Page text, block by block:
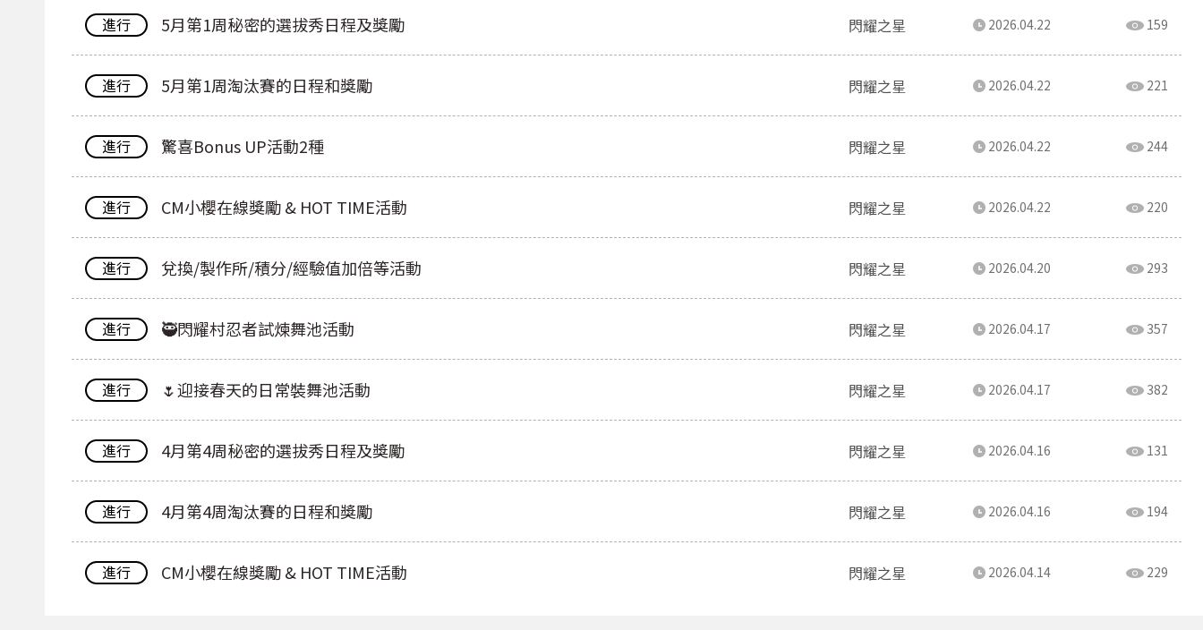
進行 5月第1周秘密的選拔秀日程及獎勵 閃耀之星 2026.04.22 159
進行 5月第1周淘汰賽的日程和獎勵 閃耀之星 2026.04.22 221
進行 驚喜Bonus UP活動2種 閃耀之星 2026.04.22 244
進行 CM小櫻在線獎勵 & HOT TIME活動 閃耀之星 2026.04.22 220
進行 兌換/製作所/積分/經驗值加倍等活動 閃耀之星 2026.04.20 293
進行 🥷閃耀村忍者試煉舞池活動 閃耀之星 2026.04.17 357
進行 🌷迎接春天的日常裝舞池活動 閃耀之星 2026.04.17 382
進行 4月第4周秘密的選拔秀日程及獎勵 閃耀之星 2026.04.16 131
進行 4月第4周淘汰賽的日程和獎勵 閃耀之星 2026.04.16 194
進行 CM小櫻在線獎勵 & HOT TIME活動 閃耀之星 2026.04.14 229